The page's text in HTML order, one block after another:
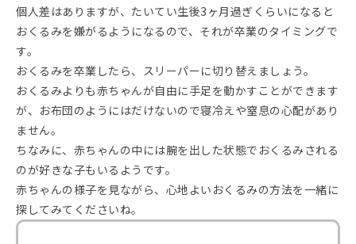
個人差はありますが、たいてい生後3ヶ月過ぎくらいになると
おくるみを嫌がるようになるので、それが卒業のタイミングで
す。
おくるみを卒業したら、スリーパーに切り替えましょう。
おくるみよりも赤ちゃんが自由に手足を動かすことができます
が、お布団のようにはだけないので寝冷えや窒息の心配があり
ません。
ちなみに、赤ちゃんの中には腕を出した状態でおくるみされる
のが好きな子もいるようです。
赤ちゃんの様子を見ながら、心地よいおくるみの方法を一緒に
探してみてくださいね。